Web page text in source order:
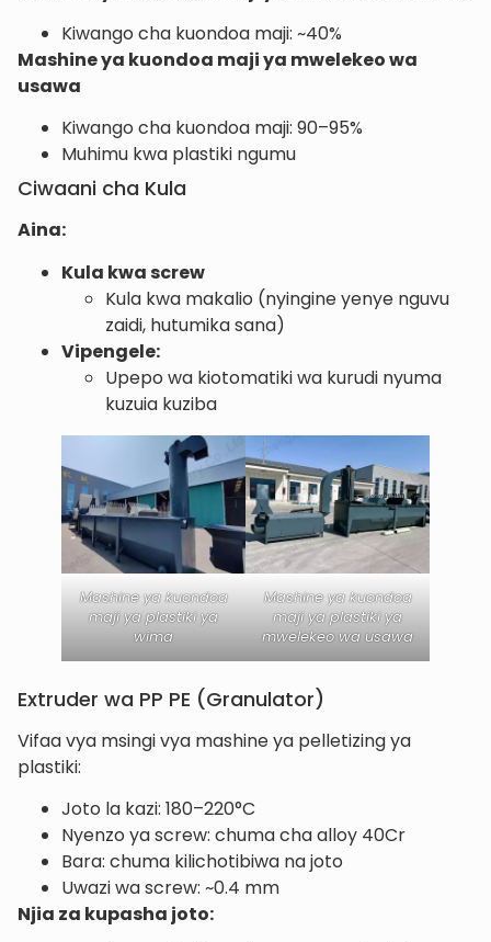
Kiwango cha kuondoa maji: ~40%
Mashine ya kuondoa maji ya mwelekeo wa
usawa
Kiwango cha kuondoa maji: 90–95%
Muhimu kwa plastiki ngumu
Ciwaani cha Kula
Aina:
Kula kwa screw
Kula kwa makalio (nyingine yenye nguvu
zaidi, hutumika sana)
Vipengele:
Upepo wa kiotomatiki wa kurudi nyuma
kuzuia kuziba
Mashine ya kuondoa
maji ya plastiki ya
wima
Mashine ya kuondoa
maji ya plastiki ya
mwelekeo wa usawa
Extruder wa PP PE (Granulator)
Vifaa vya msingi vya mashine ya pelletizing ya
plastiki:
Joto la kazi: 180–220°C
Nyenzo ya screw: chuma cha alloy 40Cr
Bara: chuma kilichotibiwa na joto
Uwazi wa screw: ~0.4 mm
Njia za kupasha joto: